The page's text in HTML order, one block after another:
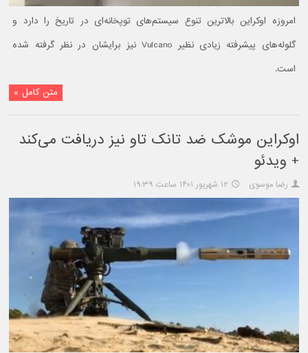
امروزه اوکراین بالاترین تنوع سیستم‌های توپخانه‌ای در تاریخ را دارد و
گلوله‌های پیشرفته زیادی نظیر Vulcano نیز برایشان در نظر گرفته شده
است.
متن کامل »
اوکراین موشک ضد تانک تاو نیز دریافت می‌کند
+ ویدئو
رضا موسوی ۱۲ شهریور ۱۴۰۱ ساعت ۱۹:۳۹